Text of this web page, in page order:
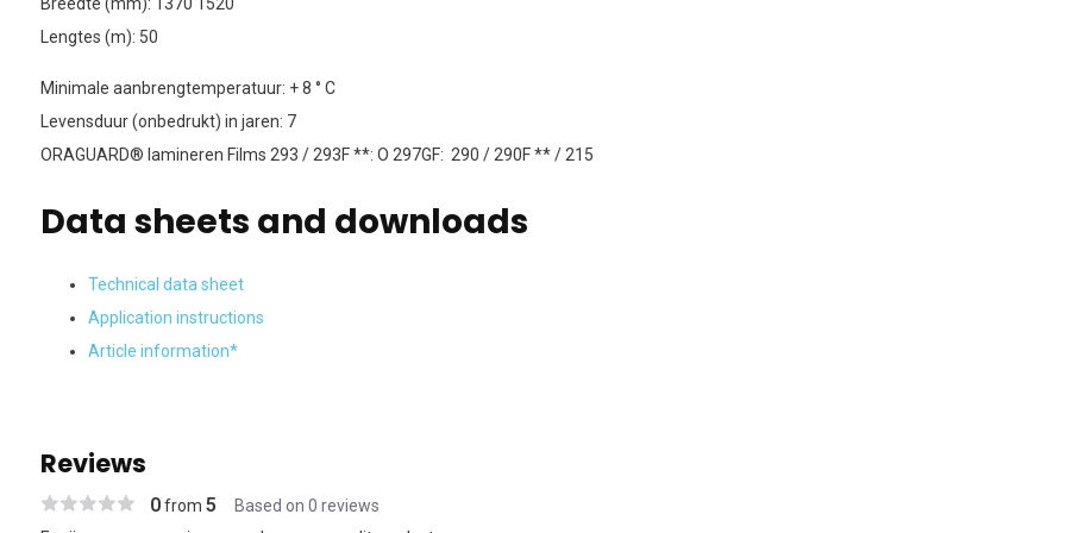
Lengtes (m): 50
Minimale aanbrengtemperatuur: + 8 ° C
Levensduur (onbedrukt) in jaren: 7
ORAGUARD® lamineren Films 293 / 293F **: O 297GF: 290 / 290F ** / 215
Data sheets and downloads
Technical data sheet
Application instructions
Article information*
Reviews
0from 5 Based on 0 reviews